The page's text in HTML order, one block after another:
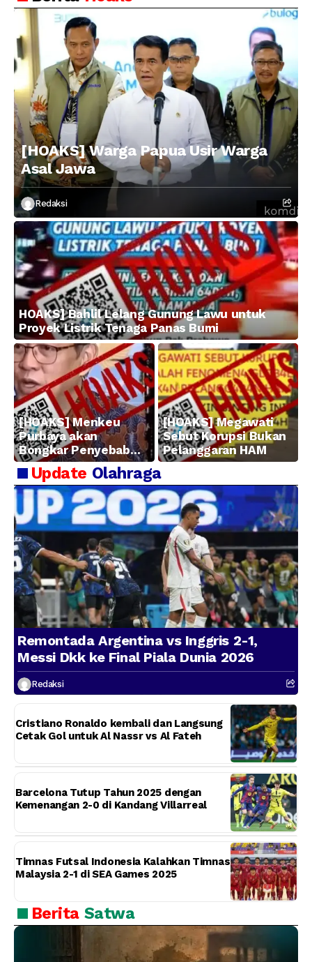
Ganja
[HOAKS] Warga Papua Usir Warga
Asal Jawa
Redaksi
HOAKS] Bahlil Lelang Gunung Lawu untuk
Proyek Listrik Tenaga Panas Bumi
[HOAKS] Menkeu
Purbaya akan
Bongkar Penyebab
Kerugian BUMN
[HOAKS] Megawati
Sebut Korupsi Bukan
Pelanggaran HAM
Update Olahraga
Remontada Argentina vs Inggris 2-1,
Messi Dkk ke Final Piala Dunia 2026
Redaksi
Cristiano Ronaldo kembali dan Langsung
Cetak Gol untuk Al Nassr vs Al Fateh
Barcelona Tutup Tahun 2025 dengan
Kemenangan 2-0 di Kandang Villarreal
Timnas Futsal Indonesia Kalahkan Timnas
Malaysia 2-1 di SEA Games 2025
Berita Satwa